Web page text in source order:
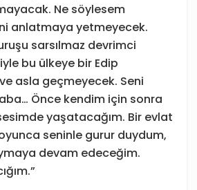
Ne söylesem
anlatmaya yetmeyecek.
sarsılmaz devrimci
bu ülkeye bir Edip
asla geçmeyecek. Seni
Önce kendim için sonra
yaşatacağım. Bir evlat
seninle gurur duydum,
devam edeceğim.